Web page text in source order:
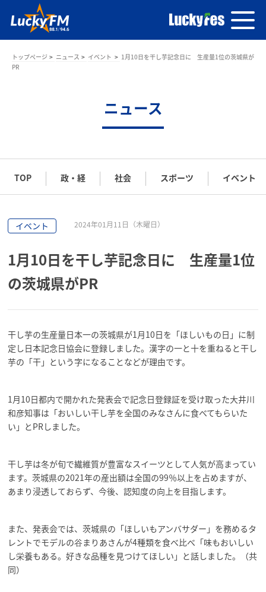
トップページ ニュース イベント
1月10日を干し芋記念日に 生産量1位の茨城県が
PR
ニュース
TOP 政・経 社会 スポーツ イベント
イベント 2024年01月11日（木曜日）
1月10日を干し芋記念日に 生産量1位
の茨城県がPR
干し芋の生産量日本一の茨城県が1月10日を「ほしいもの日」に制
定し日本記念日協会に登録しました。漢字の一と十を重ねると干し
芋の「干」という字になることなどが理由です。
1月10日都内で開かれた発表会で記念日登録証を受け取った大井川
和彦知事は「おいしい干し芋を全国のみなさんに食べてもらいた
い」とPRしました。
干し芋は冬が旬で繊維質が豊富なスイーツとして人気が高まってい
ます。茨城県の2021年の産出額は全国の99％以上を占めますが、
あまり浸透しておらず、今後、認知度の向上を目指します。
また、発表会では、茨城県の「ほしいもアンバサダー」を務めるタ
レントでモデルの谷まりあさんが4種類を食べ比べ「味もおいしい
し栄養もある。好きな品種を見つけてほしい」と話しました。（共
同）